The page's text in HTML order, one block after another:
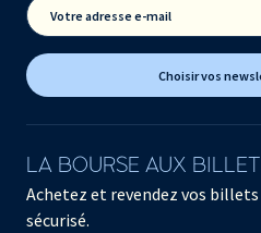
Votre adresse e-mail
Choisir vos
LA BOURSE AUX
Achetez et revendez vos
sécurisé.